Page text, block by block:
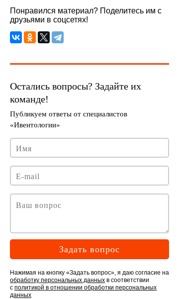
Понравился материал? Поделитесь им с
друзьями в соцсетях!
Задать вопрос
Нажимая на кнопку «Задать вопрос», я даю согласие на
обработку персональных данных в соответствии
с политикой в отношении обработки персональных
данных